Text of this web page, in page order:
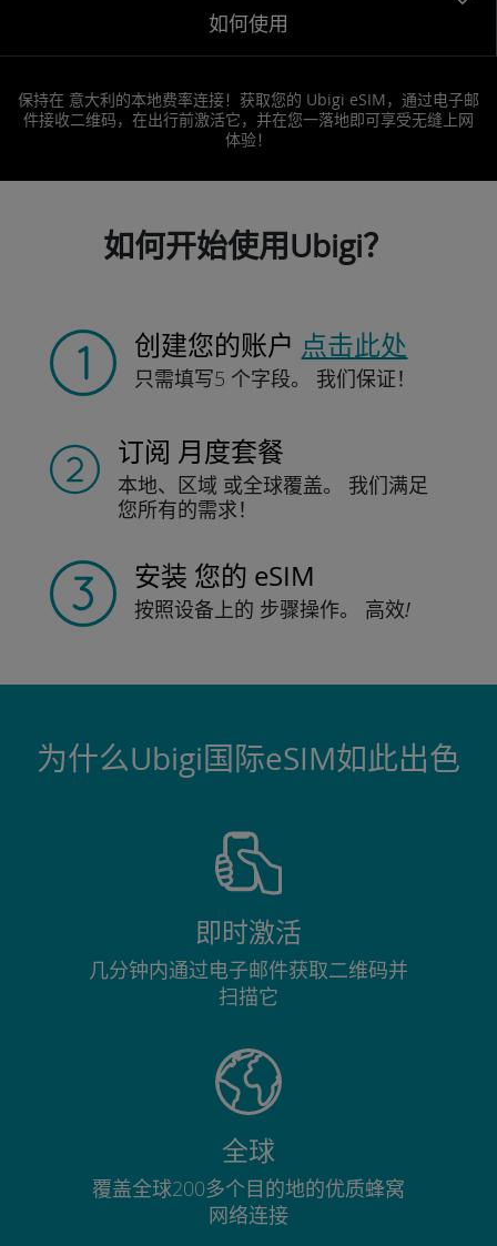
如何使用
保持在 意大利的本地费率连接！获取您的 Ubigi eSIM，通过电子邮
件接收二维码，在出行前激活它，并在您一落地即可享受无缝上网
体验！
如何开始使用Ubigi？
创建您的账户 点击此处
只需填写5 个字段。 我们保证！
订阅 月度套餐
本地、区域 或全球覆盖。
我们满足
您所有的需求！
安装 您的 eSIM
按照设备上的 步骤操作。 高效!
为什么Ubigi国际eSIM如此出色
即时激活
几分钟内通过电子邮件获取二维码并
扫描它
全球
覆盖全球200多个目的地的优质蜂窝
网络连接